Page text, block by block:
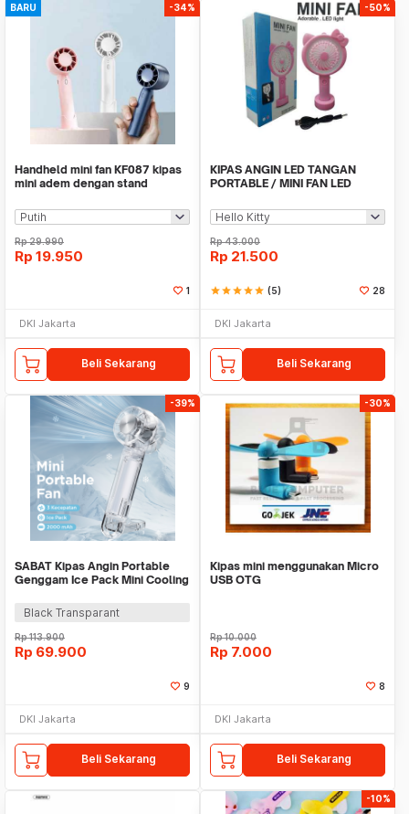
BARU -34%
Handheld mini fan KF087 kipas
mini adem dengan stand
Rp29.990
Rp 19.950
1
DKI Jakarta
Beli Sekarang
-50%
KIPAS ANGIN LED TANGAN
PORTABLE / MINI FAN LED
Rp43.000
Rp 21.500
starstarstarstarstar (5) 28
DKI Jakarta
Beli Sekarang
-39%
SABAT Kipas Angin Portable
Genggam Ice Pack Mini Cooling
Black Transparant
Rp113.900
Rp 69.900
9
DKI Jakarta
Beli Sekarang
-30%
Kipas mini menggunakan Micro
USB OTG
Rp10.000
Rp 7.000
8
DKI Jakarta
Beli Sekarang
-10%